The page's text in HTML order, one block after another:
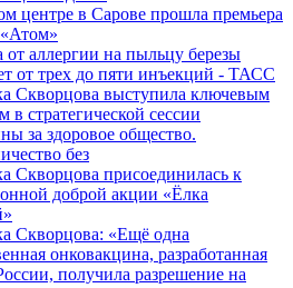
центре в Сарове прошла премьера
от аллергии на пыльцу березы
от трех до пяти инъекций - ТАСС
Скворцова выступила ключевым
в стратегической сессии
за здоровое общество.
без
Скворцова присоединилась к
доброй акции «Ёлка
Скворцова: «Ещё одна
онковакцина, разработанная
получила разрешение на